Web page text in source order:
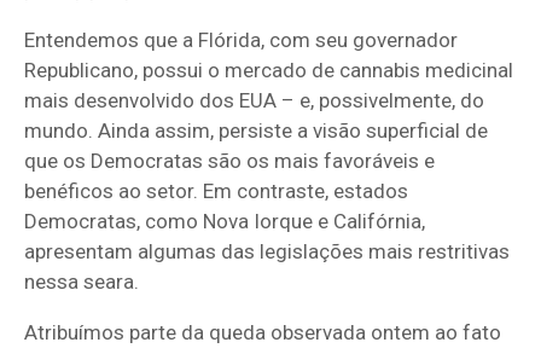
Entendemos que a Flórida, com seu governador
Republicano, possui o mercado de cannabis medicinal
mais desenvolvido dos EUA – e, possivelmente, do
mundo. Ainda assim, persiste a visão superficial de
que os Democratas são os mais favoráveis e
benéficos ao setor. Em contraste, estados
Democratas, como Nova Iorque e Califórnia,
apresentam algumas das legislações mais restritivas
nessa seara.
Atribuímos parte da queda observada ontem ao fato